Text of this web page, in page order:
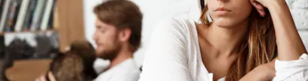
Clase
Clima
Mundial 2026